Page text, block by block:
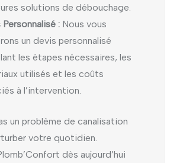
solutions de débouchage.
: Nous vous
un devis personnalisé
les étapes nécessaires, les
utilisés et les coûts
à l’intervention.
un problème de canalisation
votre quotidien.
dès aujourd’hui